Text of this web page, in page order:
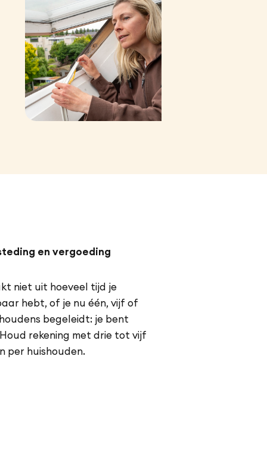
en vergoeding
niet uit hoeveel tijd je
hebt, of je nu één, vijf of
begeleidt: je bent
rekening met drie tot vijf
per huishouden.